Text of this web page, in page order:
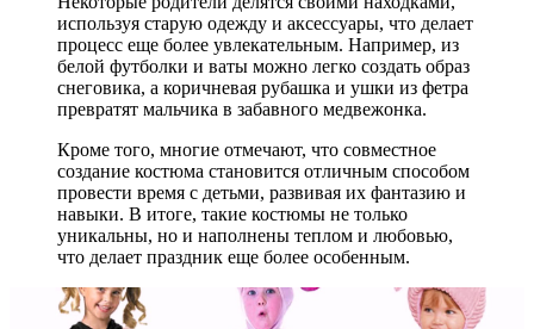
используя старую одежду и аксессуары, что делает
процесс еще более увлекательным. Например, из
белой футболки и ваты можно легко создать образ
снеговика, а коричневая рубашка и ушки из фетра
превратят мальчика в забавного медвежонка.
Кроме того, многие отмечают, что совместное
создание костюма становится отличным способом
провести время с детьми, развивая их фантазию и
навыки. В итоге, такие костюмы не только
уникальны, но и наполнены теплом и любовью,
что делает праздник еще более особенным.